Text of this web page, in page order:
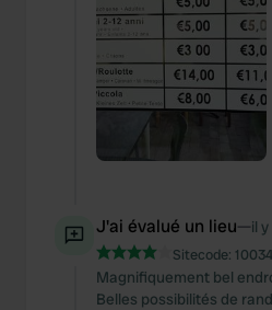
J'ai évalué un lieu—il
Sitecode:
Magnifiquement bel
Belles possibilités de